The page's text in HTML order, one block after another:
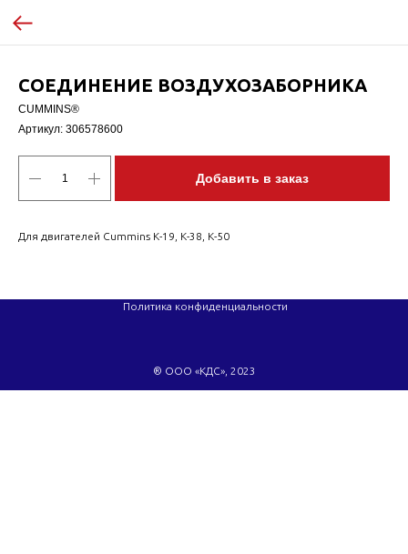
СОЕДИНЕНИЕ ВОЗДУХОЗАБОРНИКА
CUMMINS®
Артикул: 306578600
Добавить в заказ
Для двигателей Cummins K-19, K-38, K-50
® ООО «КДС», 2023
Политика конфиденциальности